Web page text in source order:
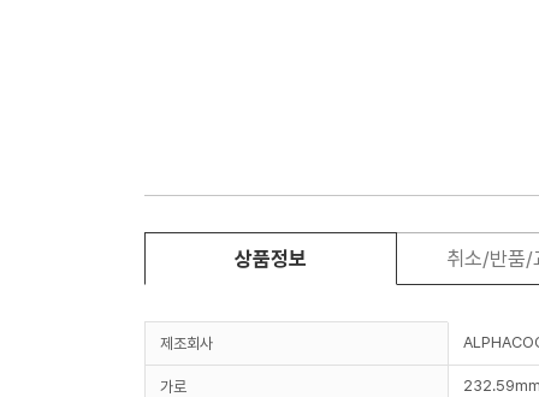
상품정보 취소/반품/
제조회사
가로